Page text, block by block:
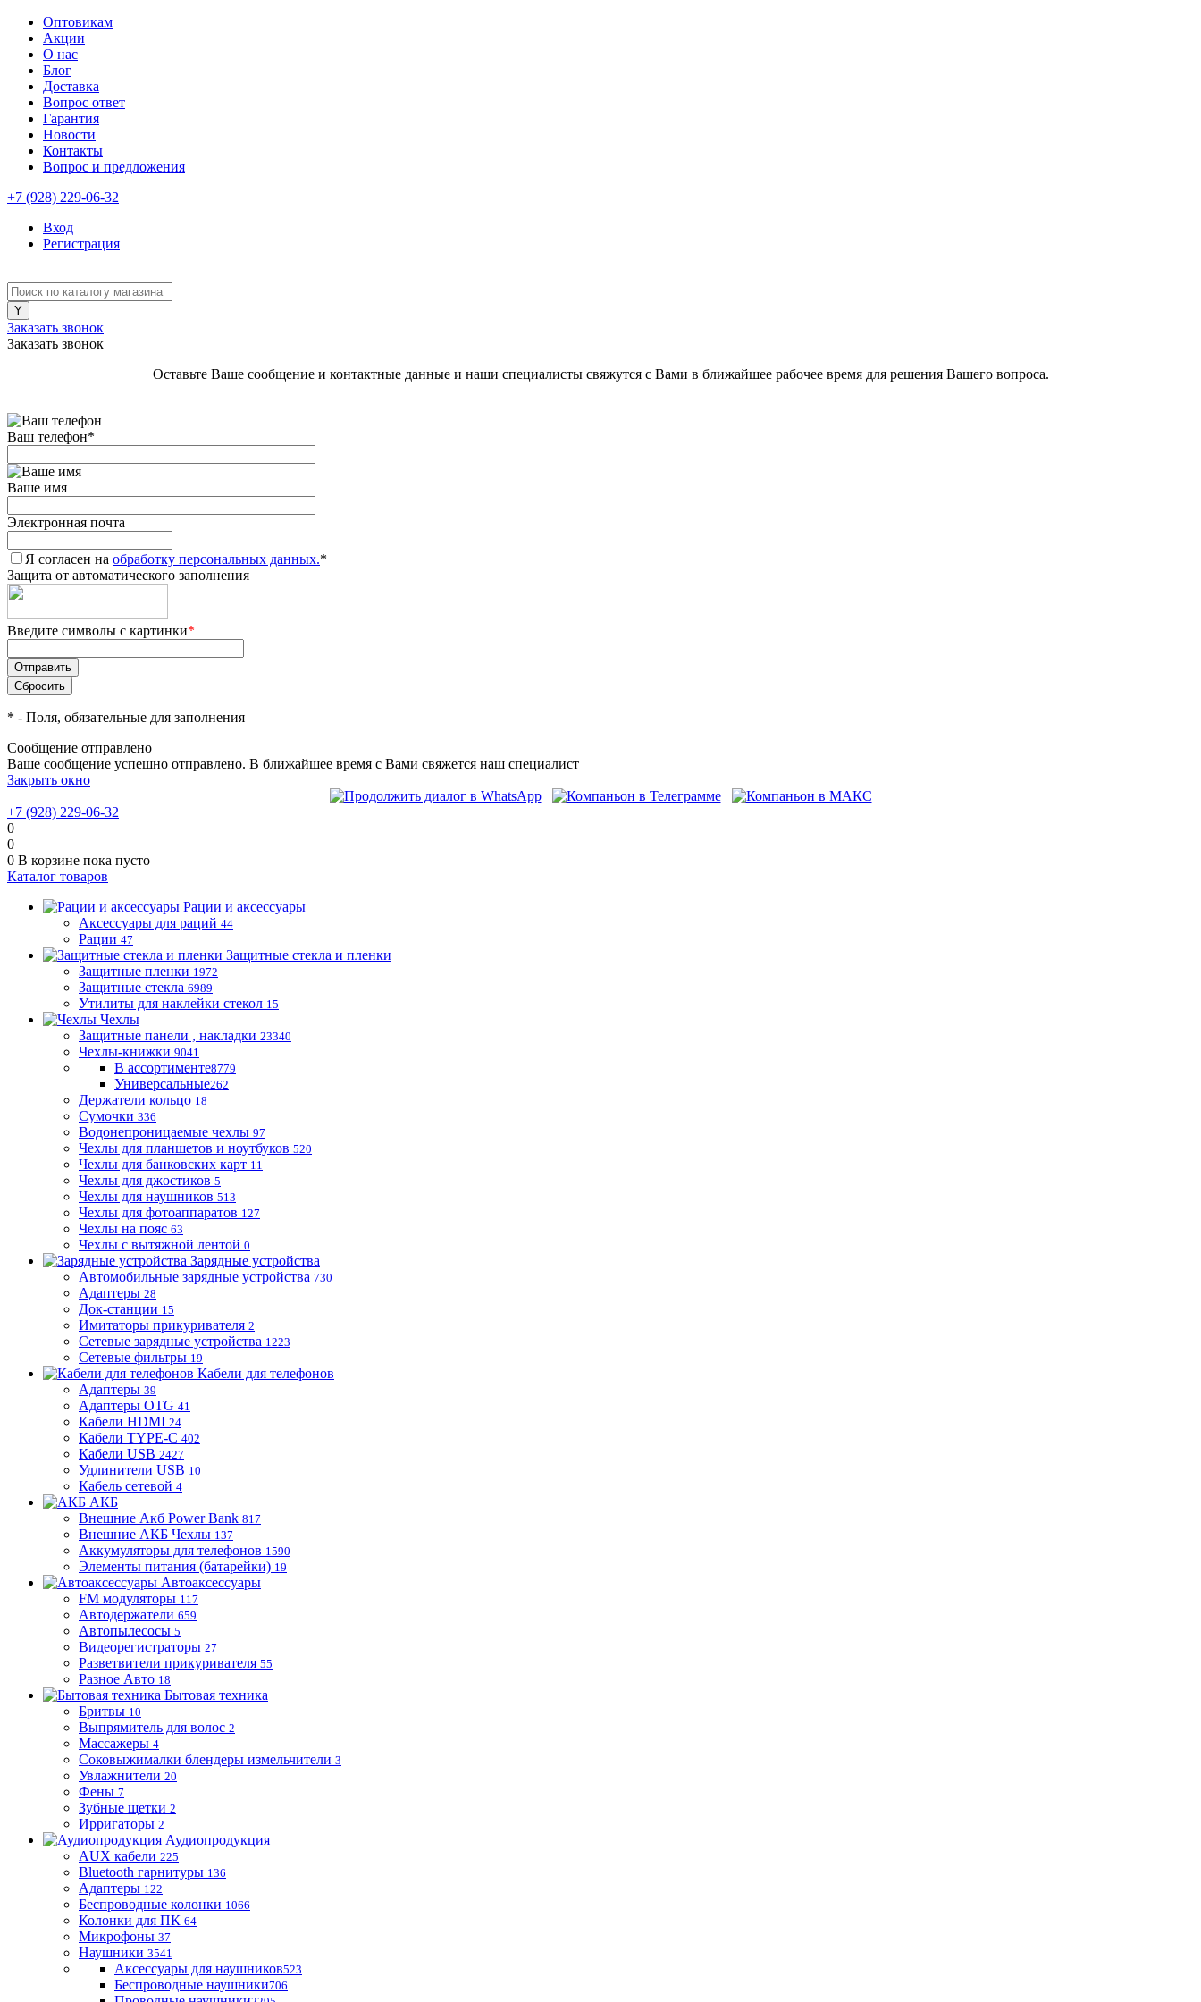
Оптовикам
Акции
О нас
Блог
Доставка
Вопрос ответ
Гарантия
Новости
Контакты
Вопрос и предложения
+7 (928) 229-06-32
Вход
Регистрация
Заказать звонок
Заказать звонок
Оставьте Ваше сообщение и контактные данные и наши специалисты свяжутся с Вами в ближайшее рабочее время для решения Вашего вопроса.
Ваш телефон*
Ваше имя
Электронная почта
Я согласен на обработку персональных данных.*
Защита от автоматического заполнения
Введите символы с картинки*
* - Поля, обязательные для заполнения
Сообщение отправлено
Ваше сообщение успешно отправлено. В ближайшее время с Вами свяжется наш специалист
Закрыть окно
+7 (928) 229-06-32
0
0
0 В корзине пока пусто
Каталог товаров
Рации и аксессуары
Аксессуары для раций 44
Рации 47
Защитные стекла и пленки
Защитные пленки 1972
Защитные стекла 6989
Утилиты для наклейки стекол 15
Чехлы
Защитные панели , накладки 23340
Чехлы-книжки 9041
В ассортименте8779
Универсальные262
Держатели кольцо 18
Сумочки 336
Водонепроницаемые чехлы 97
Чехлы для планшетов и ноутбуков 520
Чехлы для банковских карт 11
Чехлы для джостиков 5
Чехлы для наушников 513
Чехлы для фотоаппаратов 127
Чехлы на пояс 63
Чехлы с вытяжной лентой 0
Зарядные устройства
Автомобильные зарядные устройства 730
Адаптеры 28
Док-станции 15
Имитаторы прикуривателя 2
Сетевые зарядные устройства 1223
Сетевые фильтры 19
Кабели для телефонов
Адаптеры 39
Адаптеры OTG 41
Кабели HDMI 24
Кабели TYPE-C 402
Кабели USB 2427
Удлинители USB 10
Кабель сетевой 4
АКБ
Внешние Акб Power Bank 817
Внешние АКБ Чехлы 137
Аккумуляторы для телефонов 1590
Элементы питания (батарейки) 19
Автоаксессуары
FM модуляторы 117
Автодержатели 659
Автопылесосы 5
Видеорегистраторы 27
Разветвители прикуривателя 55
Разное Авто 18
Бытовая техника
Бритвы 10
Выпрямитель для волос 2
Массажеры 4
Соковыжималки блендеры измельчители 3
Увлажнители 20
Фены 7
Зубные щетки 2
Ирригаторы 2
Аудиопродукция
AUX кабели 225
Bluetooth гарнитуры 136
Адаптеры 122
Беспроводные колонки 1066
Колонки для ПК 64
Микрофоны 37
Наушники 3541
Аксессуары для наушников523
Беспроводные наушники706